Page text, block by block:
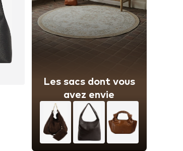
Les sacs dont vous
avez envie